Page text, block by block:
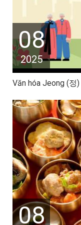
08
2025
Văn hóa Jeong (정
08